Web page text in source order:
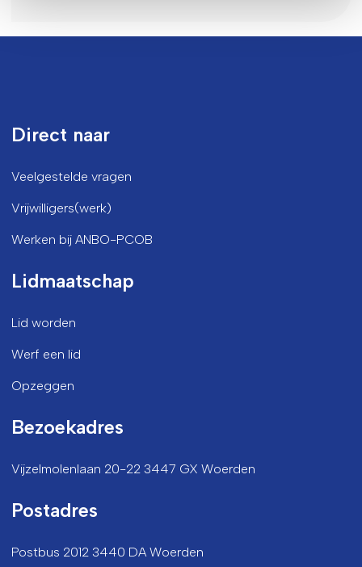
Direct naar
Veelgestelde vragen
Vrijwilligers(werk)
Werken bij ANBO-PCOB
Lidmaatschap
Lid worden
Werf een lid
Opzeggen
Bezoekadres
Vijzelmolenlaan 20-22 3447 GX Woerden
Postadres
Postbus 2012 3440 DA Woerden